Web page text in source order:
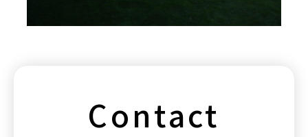
Contact